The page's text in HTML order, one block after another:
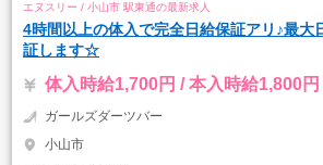
エヌスリー / 小山市 駅東通の最新求人
4時間以上の体入で完全日給保証アリ♪最大
証します☆
体入時給1,700円 / 本入時給1,800円
ガールズダーツバー
小山市